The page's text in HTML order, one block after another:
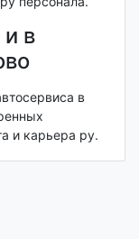
в
в
и карьера ру.